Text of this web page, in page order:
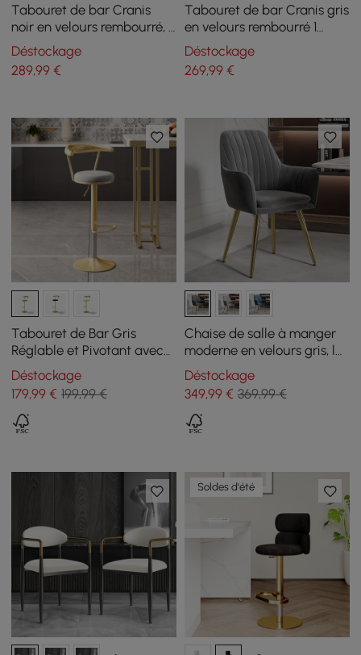
Tabouret de bar Cranis
noir en velours rembourré, 1
pièce
Déstockage
289,99 €
Tabouret de bar Cranis gris
en velours rembourré 1
pièce
Déstockage
269,99€
Tabouret de Bar Gris
Réglable et Pivotant avec
Revêtement en Velours et
Repose-pieds
Déstockage
179,99 € 199,99 €
Chaise de salle à manger
moderne en velours gris, lot
de 2
Déstockage
349,99€ 369,99 €
Soldes d'été